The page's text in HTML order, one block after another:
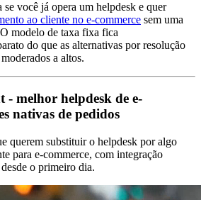
se você já opera um helpdesk e quer
ao cliente no e-commerce sem uma
modelo de taxa fixa fica
do que as alternativas por resolução
a altos.
- melhor helpdesk de e-
nativas de pedidos
querem substituir o helpdesk por algo
para e-commerce, com integração
o primeiro dia.